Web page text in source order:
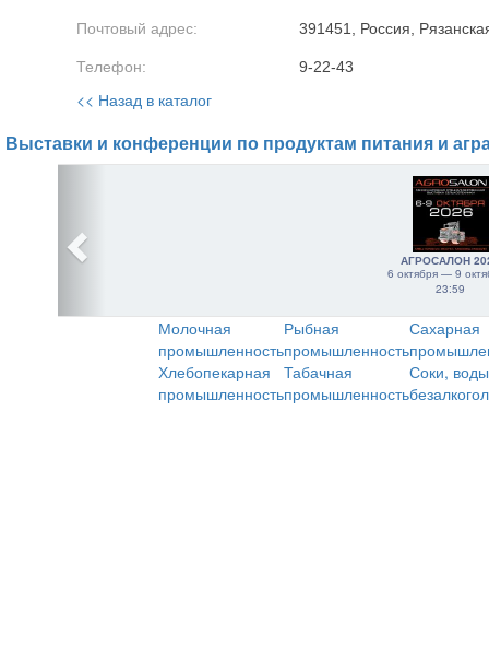
Почтовый адрес: 391451, Россия,
Телефон: 9-22-43
<< Назад в каталог
Выставки и конференции по продуктам питания и
АГРОСАЛОН
6 октября — 9
23:59
Молочная
промышленность
Рыбная
промышленность
Сахарная
Хлебопекарная
промышленность
Табачная
промышленность
Соки,